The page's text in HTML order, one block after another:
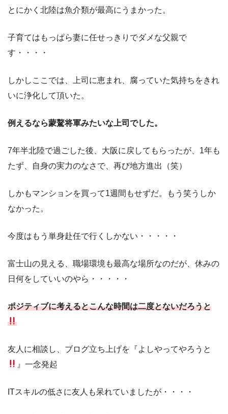
とにかく北陸は魚介類が最高にうまかった。
子育てはもっぱら妻に任せっきりでダメな父親で
す・・・・
しかしここでは、上司に恵まれ、腐っていた気持ちをきれ
いに浄化して頂いた。
例えるなら蒙驁将軍みたいな上司でした。
7年半北陸で過ごした後、大阪に戻してもらったが、1年も
たず、自身の実力のなさで、再び地方進出（笑）
しかもマンションを買って1週間もせずだ。もう笑うしか
なかった。
今度はもう単身赴任で行くしかない・・・・・
富士山の見える、職場環境も最高な場所なのだが、休みの
日何をしていいのやら・・・・・
ポジティブに考えるとこんな時間は二度とないだろうと
友人に相談し、ブログ立ち上げを『よしやってやろうと
』一念発起
ITスキルの低さに友人も呆れていましたが・・・・